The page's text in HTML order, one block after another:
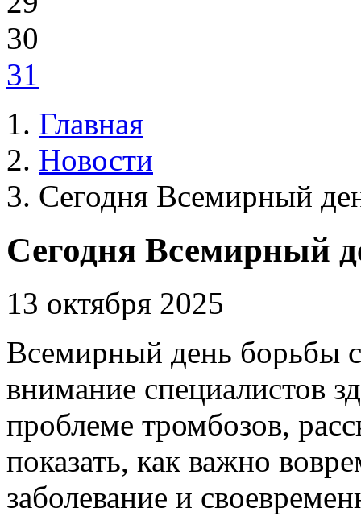
30
31
Главная
Новости
Сегодня Всемирный
Сегодня Всемирный
13 октября 2025
Всемирный день борьбы
внимание специалистов
проблеме тромбозов,
показать, как важно
заболевание и